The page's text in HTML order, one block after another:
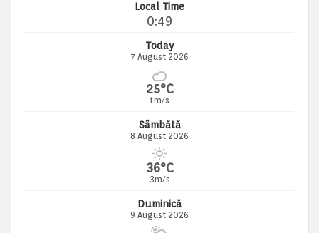
Local Time
0:49
Today
7 August 2026
25°C
1m/s
Sâmbătă
8 August 2026
36°C
3m/s
Duminică
9 August 2026